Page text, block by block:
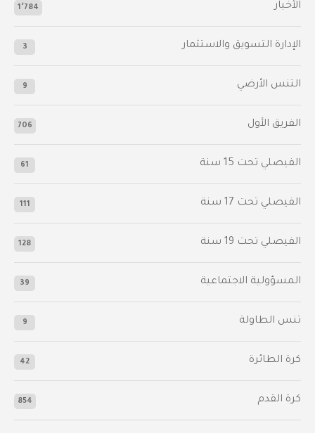
الأخبار 1٬784
الإدارة التسويق والاستثمار 3
التنس الأرضي 9
الفريق الأول 706
الفيصلي‬⁩ تحت 15 سنة 61
‫الفيصلي‬⁩ تحت 17 سنة 111
الفيصلي‬⁩ تحت 19 سنة 128
المسؤولية الاجتماعية 39
تنس الطاولة 9
كرة الطائرة 42
كرة القدم 854